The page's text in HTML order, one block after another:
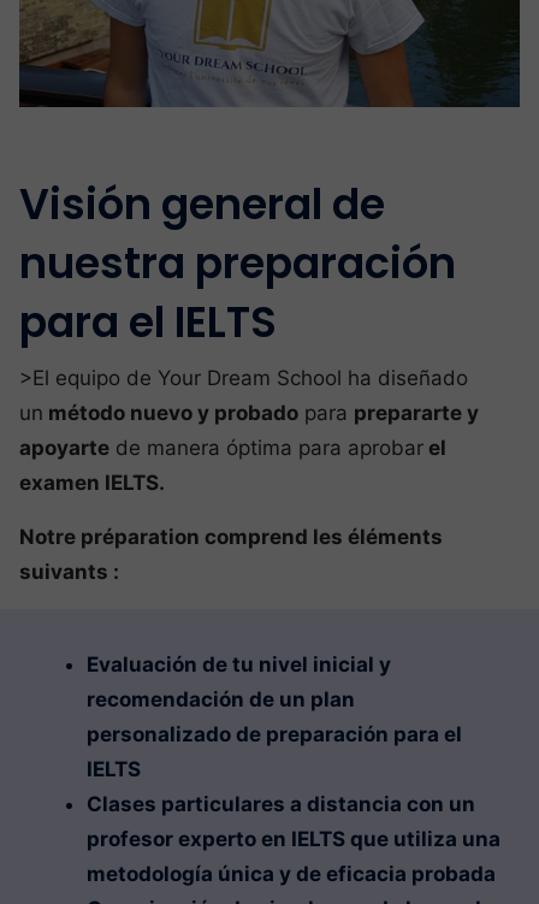
Visión general de
nuestra preparación
para el IELTS
>El equipo de Your Dream School ha diseñado
un método nuevo y probado para prepararte y
apoyarte de manera óptima para aprobar el
examen IELTS.
Notre préparation comprend les éléments
suivants :
Evaluación de tu nivel inicial y
recomendación de un plan
personalizado de preparación para el
IELTS
Clases particulares a distancia con un
profesor experto en IELTS que utiliza una
metodología única y de eficacia probada